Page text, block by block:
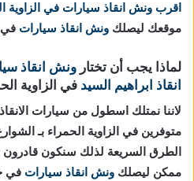
اقرب ونش انقاذ سيارات في الزاوية
موقعك ليصلك ونش انقاذ سيارات
لماذا يجب أن تختار ونش انقاذ
انقاذ ابراهيم السيد في الزاوية
لاننا نمتلك اسطول من سيارات الانقاذ
متوفرين في الزاوية الحمراء بـ
الطرق السريعة لذلك سنكون
ممكن ليصلك ونش انقاذ سيارات